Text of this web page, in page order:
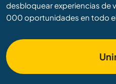
desbloquear experiencias de
000 oportunidades en todo